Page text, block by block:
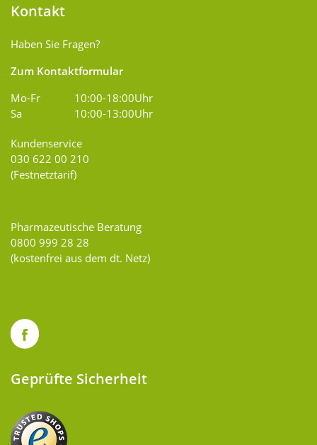
Kontakt
Haben Sie Fragen?
Zum Kontaktformular
Mo-Fr
10:00-18:00Uhr
Sa
10:00-13:00Uhr
Kundenservice
030 622 00 210
(Festnetztarif)
Pharmazeutische Beratung
0800 999 28 28
(kostenfrei aus dem dt. Netz)
Geprüfte Sicherheit